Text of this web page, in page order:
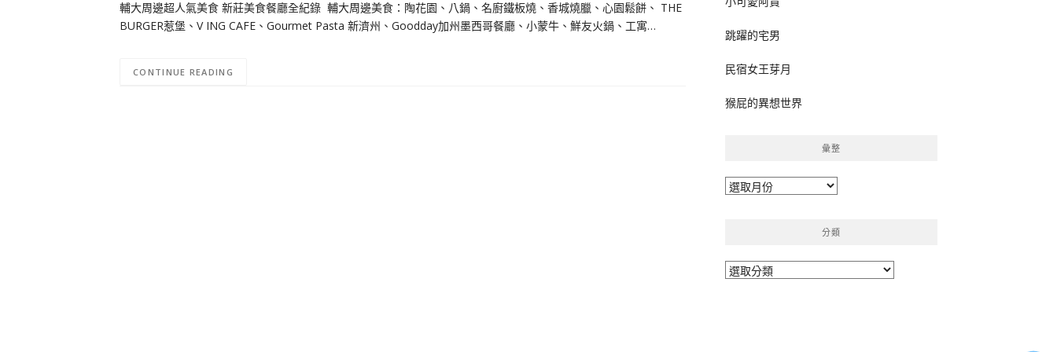
輔大周邊超人氣美食 新莊美食餐廳全紀錄 輔大周邊美食：陶花園、八鍋、名廚鐵板燒、香城燒臘、心園鬆餅、 THE
BURGER惹堡、V ING CAFE、Gourmet Pasta 新濟州、Goodday加州墨西哥餐廳、小蒙牛、鮮友火鍋、工寓…
CONTINUE READING
跳躍的宅男
民宿女王芽月
猴屁的異想世界
彙整
彙
分類
分